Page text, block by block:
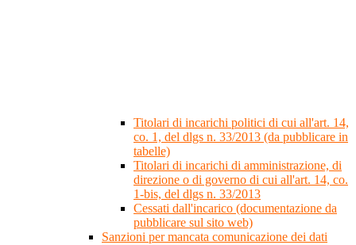
Titolari di incarichi politici di cui all'art. 14,
co. 1, del dlgs n. 33/2013 (da pubblicare in
tabelle)
Titolari di incarichi di amministrazione, di
direzione o di governo di cui all'art. 14, co.
1-bis, del dlgs n. 33/2013
Cessati dall'incarico (documentazione da
pubblicare sul sito web)
Sanzioni per mancata comunicazione dei dati